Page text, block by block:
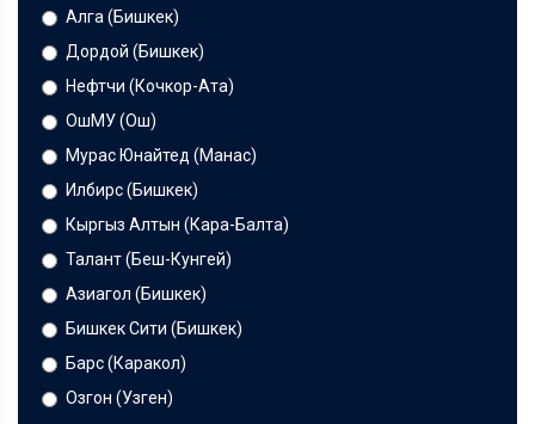
Алга (Бишкек)
Дордой (Бишкек)
Нефтчи (Кочкор-Ата)
ОшМУ (Ош)
Мурас Юнайтед (Манас)
Илбирс (Бишкек)
Кыргыз Алтын (Кара-Балта)
Талант (Беш-Кунгей)
Азиагол (Бишкек)
Бишкек Сити (Бишкек)
Барс (Каракол)
Озгон (Узген)